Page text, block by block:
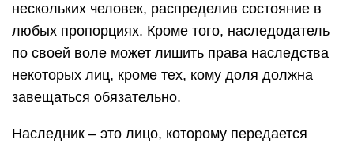
нескольких человек, распределив состояние в
любых пропорциях. Кроме того, наследодатель
по своей воле может лишить права наследства
некоторых лиц, кроме тех, кому доля должна
завещаться обязательно.
Наследник – это лицо, которому передается